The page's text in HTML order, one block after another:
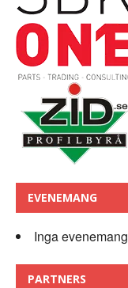
EVENEMANG
Inga evenemang
PARTNERS